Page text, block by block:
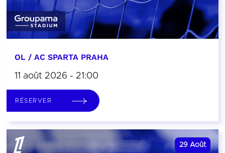
OL / AC SPARTA PRAHA
11 août 2026 - 21:00
RÉSERVER
29 Août